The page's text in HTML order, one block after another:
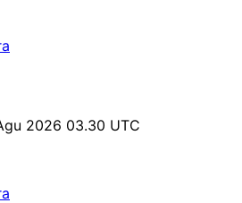
2026 03.30 UTC